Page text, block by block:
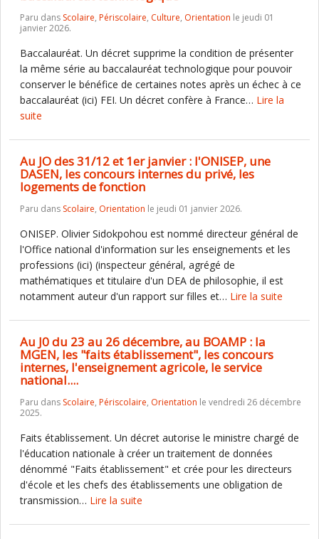
Paru dans Scolaire, Périscolaire, Culture, Orientation le jeudi 01
janvier 2026.
Baccalauréat. Un décret supprime la condition de présenter
la même série au baccalauréat technologique pour pouvoir
conserver le bénéfice de certaines notes après un échec à ce
baccalauréat (ici) FEI. Un décret confère à France… Lire la
suite
Au JO des 31/12 et 1er janvier : l'ONISEP, une
DASEN, les concours internes du privé, les
logements de fonction
Paru dans Scolaire, Orientation le jeudi 01 janvier 2026.
ONISEP. Olivier Sidokpohou est nommé directeur général de
l'Office national d'information sur les enseignements et les
professions (ici) (inspecteur général, agrégé de
mathématiques et titulaire d'un DEA de philosophie, il est
notamment auteur d'un rapport sur filles et… Lire la suite
Au J0 du 23 au 26 décembre, au BOAMP : la
MGEN, les "faits établissement", les concours
internes, l'enseignement agricole, le service
national....
Paru dans Scolaire, Périscolaire, Orientation le vendredi 26 décembre
2025.
Faits établissement. Un décret autorise le ministre chargé de
l'éducation nationale à créer un traitement de données
dénommé "Faits établissement" et crée pour les directeurs
d'école et les chefs des établissements une obligation de
transmission… Lire la suite